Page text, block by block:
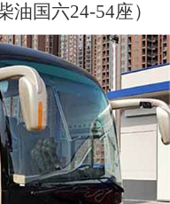
油国六24-54座）